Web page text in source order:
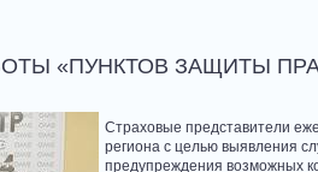
«ПУНКТОВ ЗАЩИТЫ
Страховые представители
региона с целью выявления
предупреждения возможных